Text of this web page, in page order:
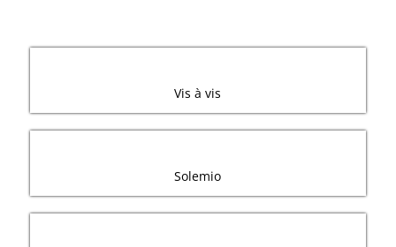
Vis à vis
Solemio